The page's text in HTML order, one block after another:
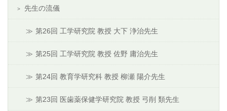
先生の流儀
第26回 工学研究院 教授 大下 浄治先生
第25回 工学研究院 教授 佐野 庸治先生
第24回 教育学研究科 教授 柳瀬 陽介先生
第23回 医歯薬保健学研究院 教授 弓削 類先生